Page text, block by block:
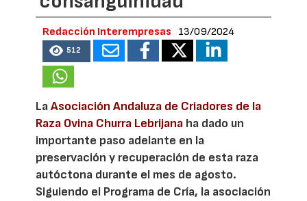
Redacción Interempresas 13/09/2024
512
LaAsociación Andaluza de Criadores de la
Raza Ovina Churra Lebrijana ha dado un
importante paso adelante en la
preservación y recuperación de esta raza
autóctona durante el mes de agosto.
Siguiendo el Programa de Cría, la asociación